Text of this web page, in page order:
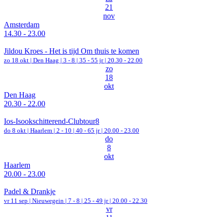
21
nov
Amsterdam
14.30 - 23.00
Jildou Kroes - Het is tijd Om thuis te komen
zo 18 okt | Den Haag | 3 - 8 | 35 - 55 jr | 20.30 - 22.00
zo
18
okt
Den Haag
20.30 - 22.00
Ios-Isookschitterend-Clubtour8
do 8 okt | Haarlem | 2 - 10 | 40 - 65 jr | 20.00 - 23.00
do
8
okt
Haarlem
20.00 - 23.00
Padel & Drankje
vr 11 sep | Nieuwegein | 7 - 8 | 25 - 49 jr | 20.00 - 22.30
vr